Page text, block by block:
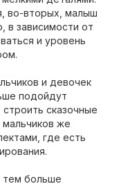
во-вторых, малыш
в зависимости от
и уровень
и девочек
подойдут
сказочные
мальчиков же
где есть
тем больше